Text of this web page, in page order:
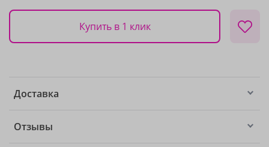
Купить в 1 клик
Доставка
Отзывы